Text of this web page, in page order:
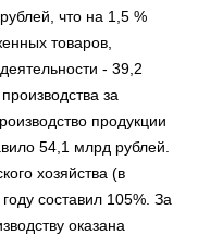
что на 1,5 %
товаров,
- 39,2
за
продукции
54,1 млрд рублей.
хозяйства (в
составил 105%. За
оказана